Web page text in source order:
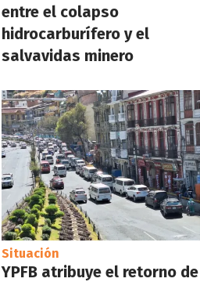
entre el colapso
hidrocarburífero y el
salvavidas minero
Situación
YPFB atribuye el retorno de